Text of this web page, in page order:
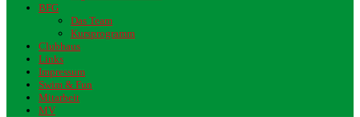
BFG
Das Team
Kursprogramm
Clubhaus
Links
Impressum
Swim & Fun
Mitarbeit
MV